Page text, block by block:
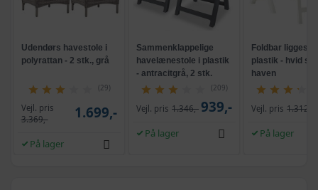
Udendørs havestole i
polyrattan - 2 stk., grå
(29)
Vejl. pris
3.369,-
1.699,-
På lager
Sammenklappelige
havelænestole i plastik
- antracitgrå, 2 stk.
(209)
Vejl. pris 1.346,- 939,-
På lager
Foldbar
plastik - hvid
haven
Vejl. pris 1.312,-
På lager